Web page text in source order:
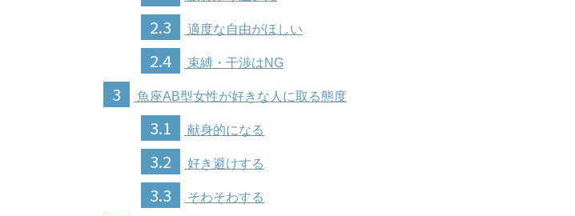
2.3 適度な自由がほしい
2.4 束縛・干渉はNG
3 魚座AB型女性が好きな人に取る態度
3.1 献身的になる
3.2 好き避けする
3.3 そわそわする